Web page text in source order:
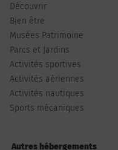
Découvrir
Bien être
Musées Patrimoine
Parcs et Jardins
Activités sportives
Activités aériennes
Activités nautiques
Sports mécaniques
Autres hébergements